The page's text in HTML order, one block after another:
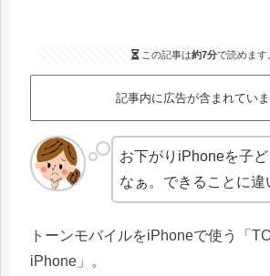
この記事は約7分で読めます
記事内に広告が含まれていま
お下がりiPhoneを子
なぁ。できることに違
トーンモバイルをiPhoneで使う「
iPhone」。